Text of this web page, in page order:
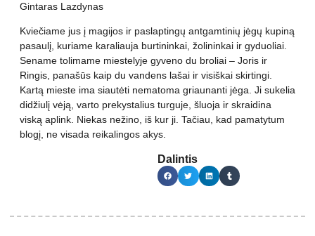
Gintaras Lazdynas
Kviečiame jus į magijos ir paslaptingų antgamtinių jėgų kupiną
pasaulį, kuriame karaliauja burtininkai, žolininkai ir gyduoliai.
Sename tolimame miestelyje gyveno du broliai – Joris ir
Ringis, panašūs kaip du vandens lašai ir visiškai skirtingi.
Kartą mieste ima siautėti nematoma griaunanti jėga. Ji sukelia
didžiulį vėją, varto prekystalius turguje, šluoja ir skraidina
viską aplink. Niekas nežino, iš kur ji. Tačiau, kad pamatytum
blogį, ne visada reikalingos akys.
Dalintis